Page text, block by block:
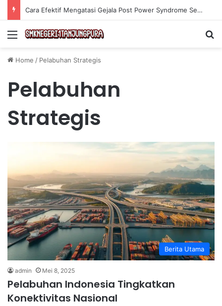
Cara Efektif Mengatasi Gejala Post Power Syndrome Setelah Pensiun Kerja
Menu
Home / Pelabuhan Strategis
Pelabuhan
Strategis
Berita Utama
admin Mei 8, 2025
Pelabuhan Indonesia Tingkatkan
Konektivitas Nasional